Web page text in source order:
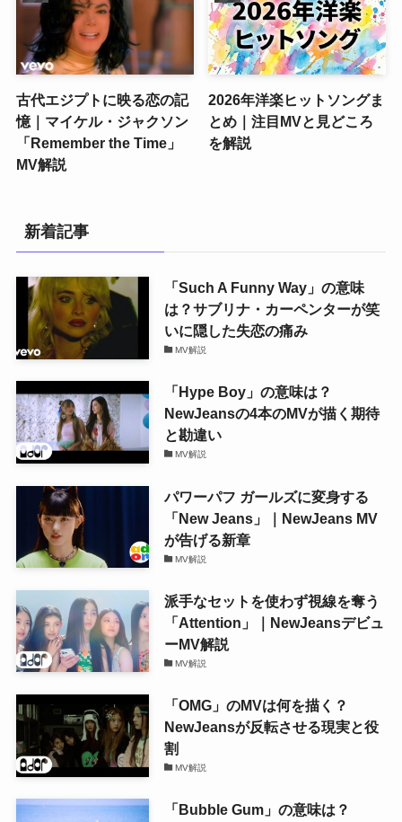
古代エジプトに映る恋の記
憶｜マイケル・ジャクソン
「Remember the Time」
MV解説
2026年洋楽ヒットソングま
とめ｜注目MVと見どころ
を解説
新着記事
「Such A Funny Way」の意味
は？サブリナ・カーペンターが笑
いに隠した失恋の痛み
MV解説
「Hype Boy」の意味は？
NewJeansの4本のMVが描く期待
と勘違い
MV解説
パワーパフ ガールズに変身する
「New Jeans」｜NewJeans MV
が告げる新章
MV解説
派手なセットを使わず視線を奪う
「Attention」｜NewJeansデビュ
ーMV解説
MV解説
「OMG」のMVは何を描く？
NewJeansが反転させる現実と役
割
MV解説
「Bubble Gum」の意味は？